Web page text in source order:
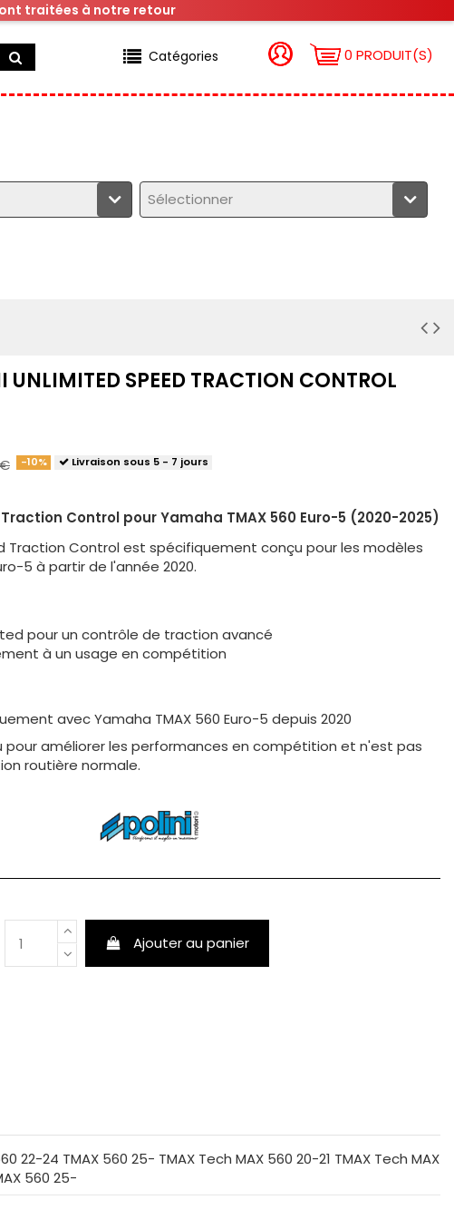
traitées à notre retour
Catégories 0 PRODUIT(S)
Sélectionner
UNLIMITED SPEED TRACTION CONTROL
-10% Livraison sous 5 - 7 jours
Control pour Yamaha TMAX 560 Euro-5 (2020-2025)
Traction Control est spécifiquement conçu pour les modèles
5 à partir de l'année 2020.
pour un contrôle de traction avancé
à un usage en compétition
avec Yamaha TMAX 560 Euro-5 depuis 2020
améliorer les performances en compétition et n'est pas
routière normale.
Ajouter au panier
22-24 TMAX 560 25- TMAX Tech MAX 560 20-21 TMAX Tech MAX
560 25-